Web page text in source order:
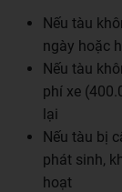
Nếu tàu
ngày hoặc
Nếu tàu
phí xe
lại
Nếu tàu bị
phát sinh,
hoạt